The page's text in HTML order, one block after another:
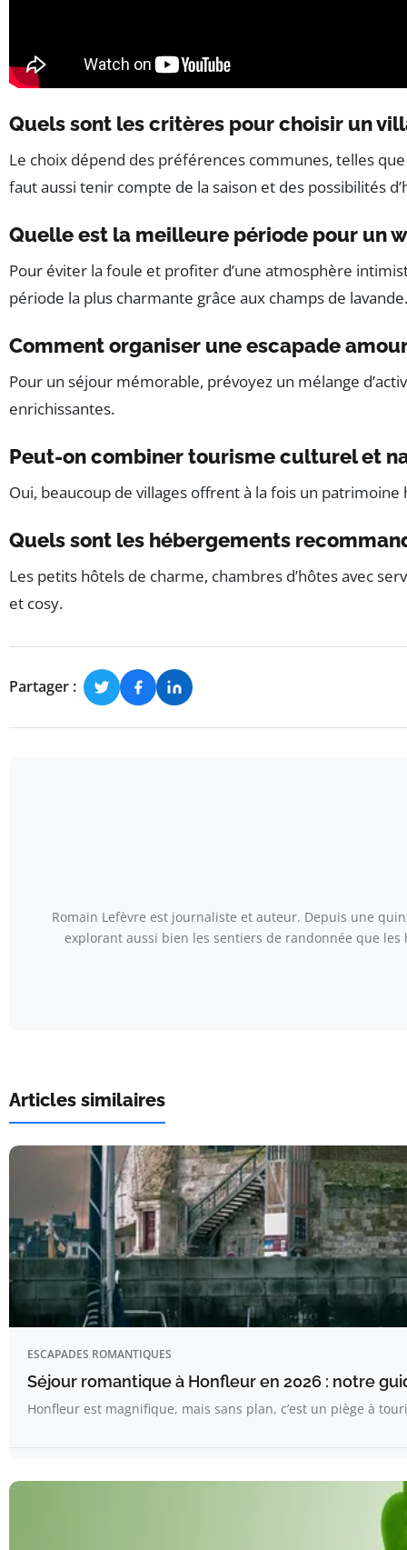
Quels sont les critères pour choisir un
Le choix dépend des préférences communes, telles
faut aussi tenir compte de la saison et des possibilités
Quelle est la meilleure période pour un
Pour éviter la foule et profiter d’une atmosphère
période la plus charmante grâce aux champs de lavande.
Comment organiser une escapade
Pour un séjour mémorable, prévoyez un mélange
enrichissantes.
Peut-on combiner tourisme culturel et
Oui, beaucoup de villages offrent à la fois un
Quels sont les hébergements
Les petits hôtels de charme, chambres d’hôtes avec
et cosy.
Partager :
Romain Lefèvre est journaliste et auteur. Depuis une
explorant aussi bien les sentiers de randonnée que
Articles similaires
ESCAPADES ROMANTIQUES
Séjour romantique à Honfleur en 2026 : notre
Honfleur est magnifique, mais sans plan, c’est un piège à